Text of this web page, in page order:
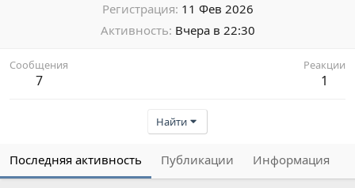
Регистрация 11 Фев 2026
Активность Вчера в 22:30
Сообщения
7
Реакции
1
Найти
Последняя активность Публикации Информация